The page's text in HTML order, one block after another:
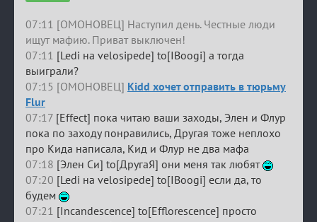
07:11 [ОМОНОВЕЦ] Наступил день. Честные люди
ищут мафию. Приват выключен!
07:11 [Ledi на velosipede] to[IBoogi] а тогда
выиграли?
07:15 [ОМОНОВЕЦ] Kidd хочет отправить в тюрьму
Flur
07:17 [Effect] пока читаю ваши заходы, Элен и Флур
пока по заходу понравились, Другая тоже неплохо
про Кида написала, Кид и Флур не два мафа
07:18 [Элен Си] to[ДругаЯ] они меня так любят
07:20 [Ledi на velosipede] to[IBoogi] если да, то
будем
07:21 [Incandescence] to[Efflorescence] просто